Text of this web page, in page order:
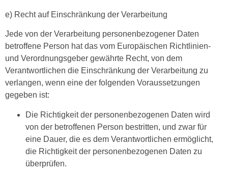
e) Recht auf Einschränkung der Verarbeitung
Jede von der Verarbeitung personenbezogener Daten
betroffene Person hat das vom Europäischen Richtlinien-
und Verordnungsgeber gewährte Recht, von dem
Verantwortlichen die Einschränkung der Verarbeitung zu
verlangen, wenn eine der folgenden Voraussetzungen
gegeben ist:
Die Richtigkeit der personenbezogenen Daten wird
von der betroffenen Person bestritten, und zwar für
eine Dauer, die es dem Verantwortlichen ermöglicht,
die Richtigkeit der personenbezogenen Daten zu
überprüfen.